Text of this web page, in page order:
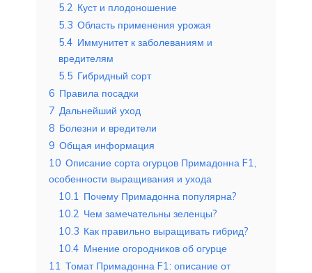
5.2 Куст и плодоношение
5.3 Область применения урожая
5.4 Иммунитет к заболеваниям и
вредителям
5.5 Гибридный сорт
6 Правила посадки
7 Дальнейший уход
8 Болезни и вредители
9 Общая информация
10 Описание сорта огурцов Примадонна F1,
особенности выращивания и ухода
10.1 Почему Примадонна популярна?
10.2 Чем замечательны зеленцы?
10.3 Как правильно выращивать гибрид?
10.4 Мнение огородников об огурце
11 Томат Примадонна F1: описание от